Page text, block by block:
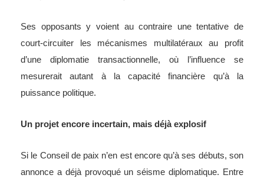
Ses opposants y voient au contraire une tentative de
court-circuiter les mécanismes multilatéraux au profit
d’une diplomatie transactionnelle, où l’influence se
mesurerait autant à la capacité financière qu’à la
puissance politique.
Un projet encore incertain, mais déjà explosif
Si le Conseil de paix n’en est encore qu’à ses débuts, son
annonce a déjà provoqué un séisme diplomatique. Entre